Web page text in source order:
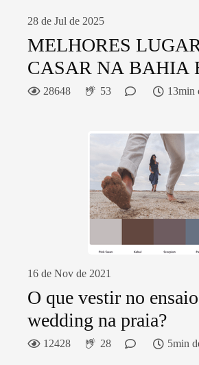
28 de Jul de 2025
MELHORES
CASAR NA BAHIA
28648 53 13min
16 de Nov de 2021
O que vestir no
wedding na praia?
12428 28 5min